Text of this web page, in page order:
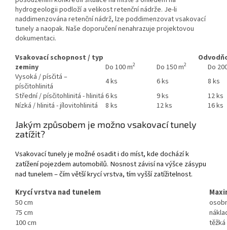
hydrogeologii podloží a velikost retenční nádrže. Je-li
naddimenzována retenční nádrž, lze poddimenzovat vsakovací
tunely a naopak. Naše doporučení nenahrazuje projektovou
dokumentaci.
Vsakovací schopnost / typ
zeminy
Do 100 m2 Do 150 m2
Do
Vysoká / písčitá –
písčitohlinitá
4 ks 6 ks
8 ks
Střední / písčitohlinitá - hlinitá 6 ks 9 ks
12 ks
Nízká / hlinitá - jílovitohlinitá
8 ks 12 ks 16 ks
Jakým způsobem je možno vsakovací tunely
zatížit?
Vsakovací tunely je možné osadit i do míst, kde dochází k
zatížení pojezdem automobilů. Nosnost závisí na výšce zásypu
nad tunelem – čím větší krycí vrstva, tím vyšší zatížitelnost.
Krycí vrstva nad tunelem
50 cm
75 cm
100 cm